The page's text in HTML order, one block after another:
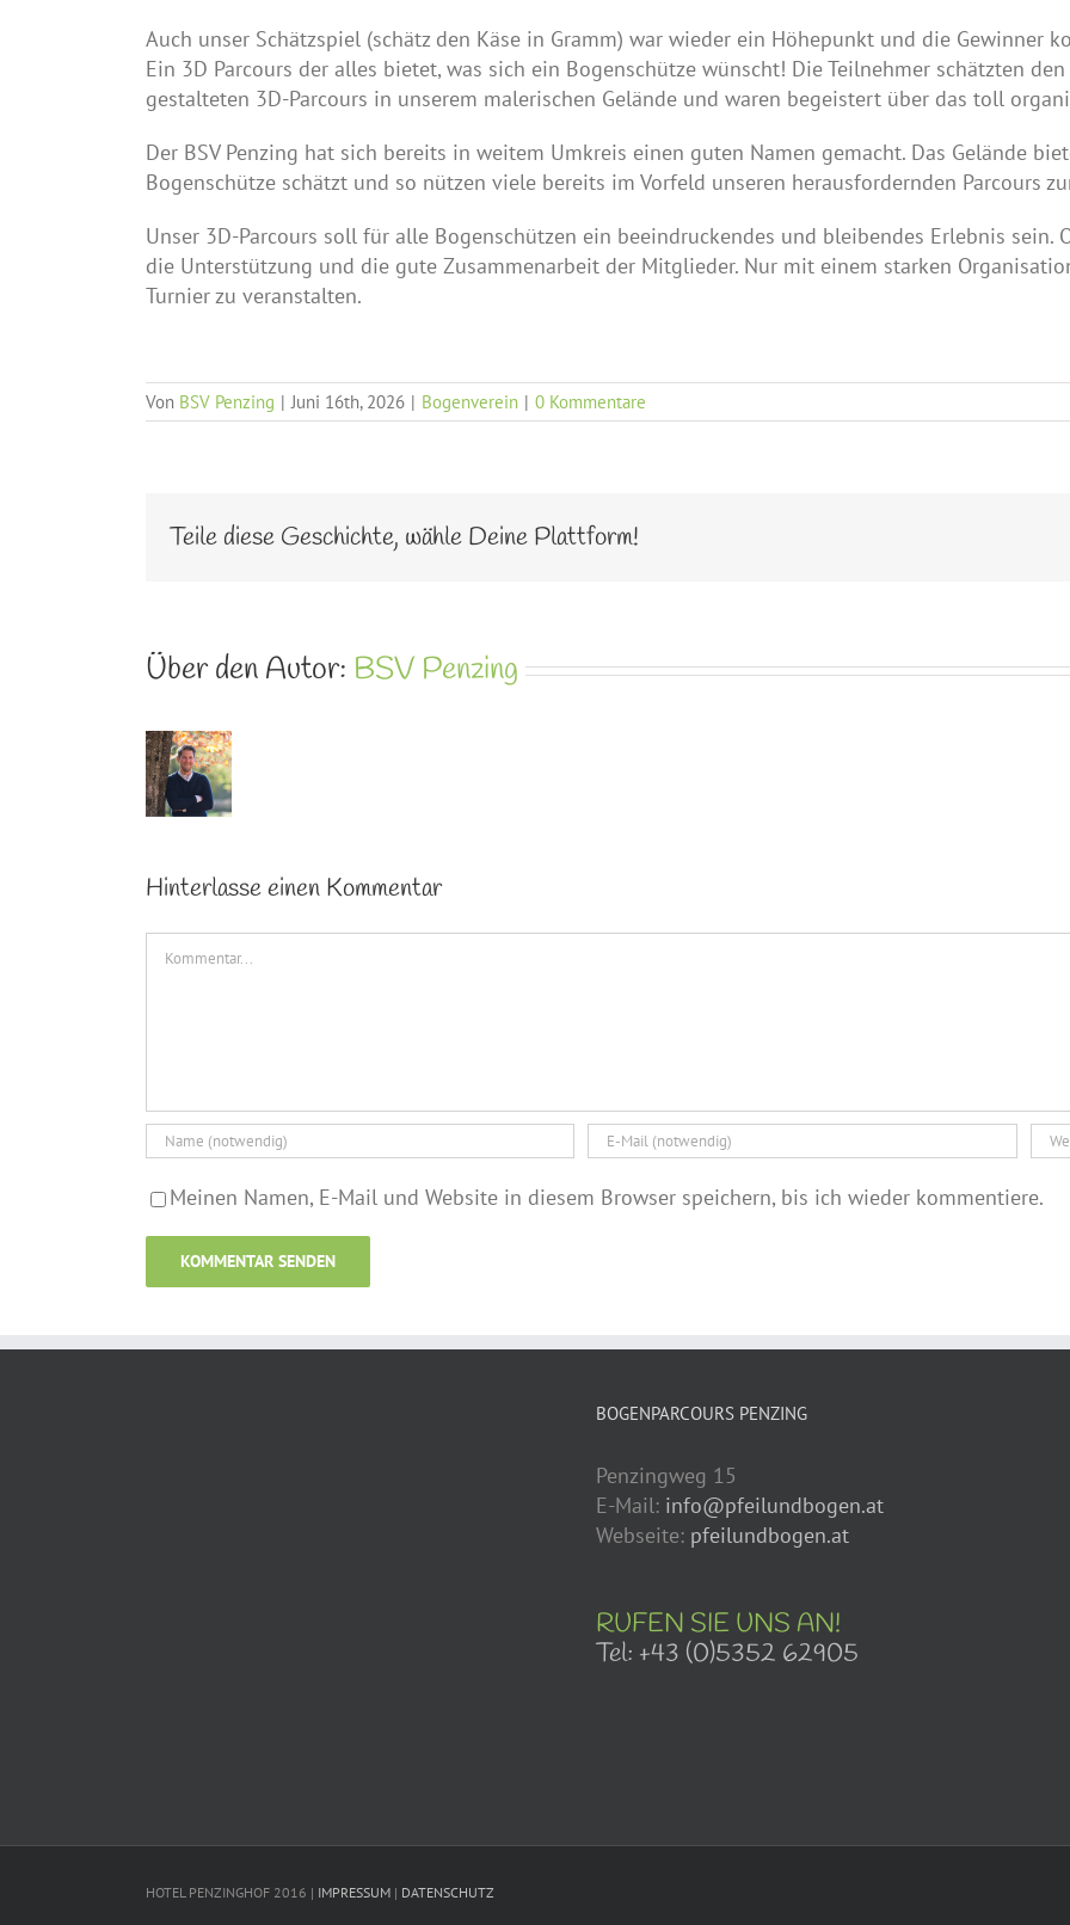
Auch unser Schätzspiel (schätz den Käse in Gramm) war wieder ein Höhepunkt und die Gewinner
Ein 3D Parcours der alles bietet, was sich ein Bogenschütze wünscht! Die Teilnehmer schätzten
gestalteten 3D-Parcours in unserem malerischen Gelände und waren begeistert über das toll
Der BSV Penzing hat sich bereits in weitem Umkreis einen guten Namen gemacht. Das Gelände
Bogenschütze schätzt und so nützen viele bereits im Vorfeld unseren herausfordernden Parcours
Unser 3D-Parcours soll für alle Bogenschützen ein beeindruckendes und bleibendes Erlebnis
die Unterstützung und die gute Zusammenarbeit der Mitglieder. Nur mit einem starken
Turnier zu veranstalten.
Von BSV Penzing | Juni 16th, 2026 | Bogenverein | 0 Kommentare
Teile diese Geschichte, wähle Deine Plattform!
Über den Autor: BSV Penzing
Hinterlasse einen Kommentar
Kommentar
Meinen Namen, E-Mail und Website in diesem Browser speichern, bis ich wieder kommentiere.
BOGENPARCOURS PENZING
Penzingweg 15
E-Mail: info@pfeilundbogen.at
Webseite: pfeilundbogen.at
RUFEN SIE UNS AN!
Tel: +43 (0)5352 62905
HOTEL PENZINGHOF 2016 | IMPRESSUM | DATENSCHUTZ